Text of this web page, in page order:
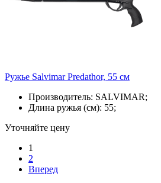
Ружье Salvimar Predathor, 55 см
Производитель: SALVIMAR;
Длина ружья (см): 55;
Уточняйте цену
1
2
Вперед